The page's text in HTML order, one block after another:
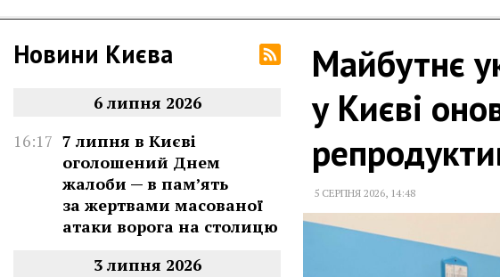
Новини Києва
6 липня 2026
16:17 7 липня в Києві
оголошений Днем
жалоби — в памʼять
за жертвами масованої
атаки ворога на столицю
3 липня 2026
Майбутнє
у Києві
5 СЕРПНЯ 2026, 14:48